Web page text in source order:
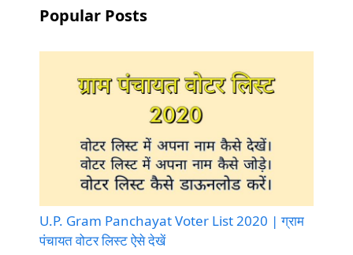
Popular Posts
U.P. Gram Panchayat Voter List 2020 | ग्राम
पंचायत वोटर लिस्ट ऐसे देखें